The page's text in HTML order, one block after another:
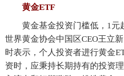
黄金ETF
黄金基金投资门槛低，1元
世界黄金协会中国区CEO王立
时表示，个人投资者进行黄金
资时，应秉持长期持有的投资